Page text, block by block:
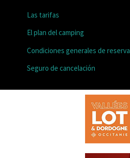
Las tarifas
El plan del camping
Condiciones generales de reserva
Seguro de cancelación